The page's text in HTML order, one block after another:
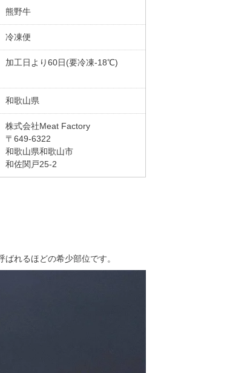
熊野牛
冷凍便
加工日より60日(要冷凍-18℃)
和歌山県
株式会社Meat Factory
〒649-6322
和歌山県和歌山市
和佐関戸25-2
れるほどの希少部位です。